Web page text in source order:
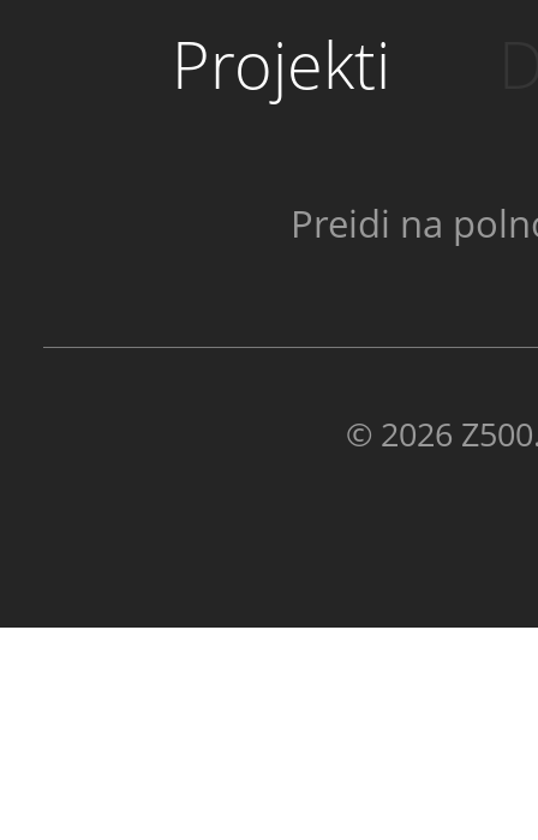
Projekti
Preidi na
© 2026